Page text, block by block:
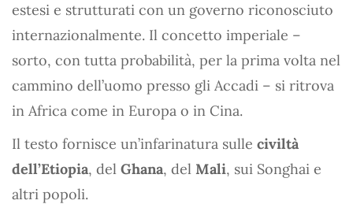
estesi e strutturati con un governo riconosciuto
internazionalmente. Il concetto imperiale –
sorto, con tutta probabilità, per la prima volta nel
cammino dell’uomo presso gli Accadi – si ritrova
in Africa come in Europa o in Cina.
Il testo fornisce un’infarinatura sulle civiltà
dell’Etiopia, del Ghana, del Mali, sui Songhai e
altri popoli.